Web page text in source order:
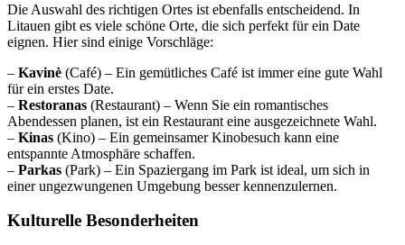
Die Auswahl des richtigen Ortes ist ebenfalls entscheidend. In
Litauen gibt es viele schöne Orte, die sich perfekt für ein Date
eignen. Hier sind einige Vorschläge:
– Kavinė (Café) – Ein gemütliches Café ist immer eine gute Wahl
für ein erstes Date.
– Restoranas (Restaurant) – Wenn Sie ein romantisches
Abendessen planen, ist ein Restaurant eine ausgezeichnete Wahl.
– Kinas (Kino) – Ein gemeinsamer Kinobesuch kann eine
entspannte Atmosphäre schaffen.
– Parkas (Park) – Ein Spaziergang im Park ist ideal, um sich in
einer ungezwungenen Umgebung besser kennenzulernen.
Kulturelle Besonderheiten